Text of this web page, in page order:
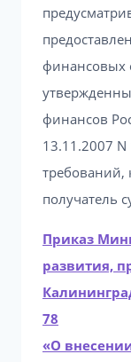
финансовых
финансов
13.11.2007
требований,
получатель
Приказ
развития,
78
«О